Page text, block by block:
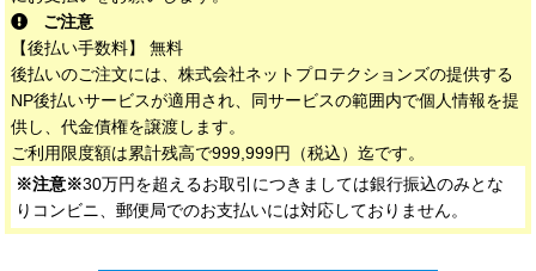
ご注意
【後払い手数料】 無料
後払いのご注文には、株式会社ネットプロテクションズの提供する
NP後払いサービスが適用され、同サービスの範囲内で個人情報を提
供し、代金債権を譲渡します。
ご利用限度額は累計残高で999,999円（税込）迄です。
※注意※30万円を超えるお取引につきましては銀行振込のみとな
りコンビニ、郵便局でのお支払いには対応しておりません。